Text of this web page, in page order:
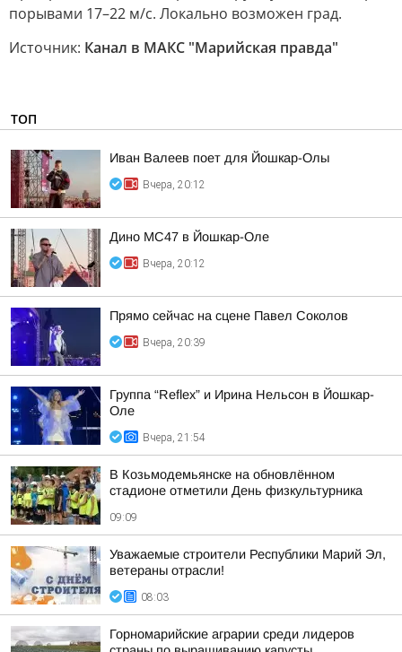
порывами 17–22 м/с. Локально возможен град.
Источник: Канал в МАКС "Марийская правда"
ТОП
Иван Валеев поет для Йошкар-Олы
Вчера, 20:12
Дино МС47 в Йошкар-Оле
Вчера, 20:12
Прямо сейчас на сцене Павел Соколов
Вчера, 20:39
Группа “Reflex” и Ирина Нельсон в Йошкар-
Оле
Вчера, 21:54
В Козьмодемьянске на обновлённом
стадионе отметили День физкультурника
09:09
Уважаемые строители Республики Марий Эл,
ветераны отрасли!
08:03
Горномарийские аграрии среди лидеров